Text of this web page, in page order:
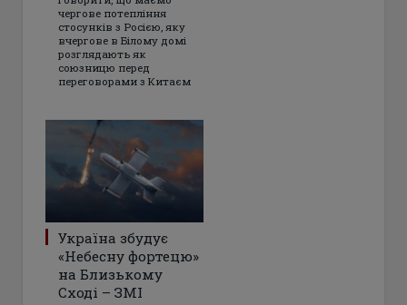
чергове потепління
стосунків з Росією, яку
вчергове в Білому домі
розглядають як
союзницю перед
переговорами з Китаєм
Україна збудує
«Небесну фортецю»
на Близькому
Сході – ЗМІ